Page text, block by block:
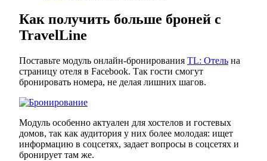
Как получить больше броней с
TravelLine
Поставьте модуль онлайн-бронирования TL: Отель на
страницу отеля в Facebook. Так гости смогут
бронировать номера, не делая лишних шагов.
Модуль особенно актуален для хостелов и гостевых
домов, так как аудитория у них более молодая: ищет
информацию в соцсетях, задает вопросы в соцсетях и
бронирует там же.